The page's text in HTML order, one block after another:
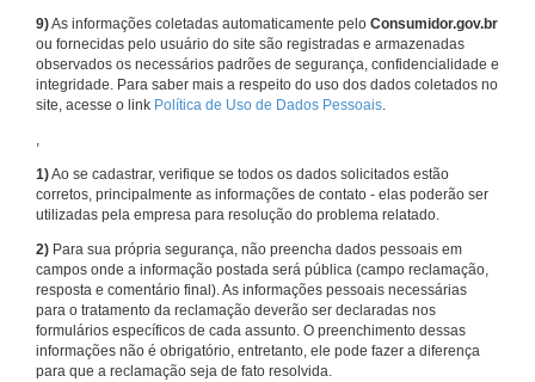
9)As informações coletadas automaticamente pelo Consumidor.gov.br
ou fornecidas pelo usuário do site são registradas e armazenadas
observados os necessários padrões de segurança, confidencialidade e
integridade. Para saber mais a respeito do uso dos dados coletados no
site, acesse o link Política de Uso de Dados Pessoais.
,
1)Ao se cadastrar, verifique se todos os dados solicitados estão
corretos, principalmente as informações de contato - elas poderão ser
utilizadas pela empresa para resolução do problema relatado.
2) Para sua própria segurança, não preencha dados pessoais em
campos onde a informação postada será pública (campo reclamação,
resposta e comentário final). As informações pessoais necessárias
para o tratamento da reclamação deverão ser declaradas nos
formulários específicos de cada assunto. O preenchimento dessas
informações não é obrigatório, entretanto, ele pode fazer a diferença
para que a reclamação seja de fato resolvida.